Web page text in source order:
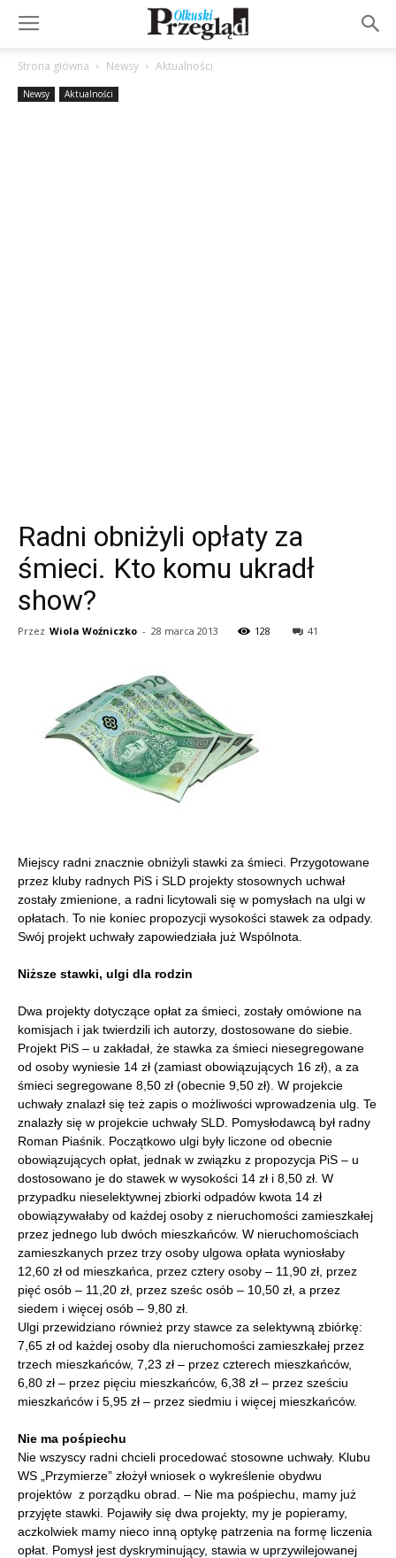
Strona główna Newsy Aktualności
Newsy Aktualności
Radni obniżyli opłaty za
śmieci. Kto komu ukradł
show?
Przez Wiola Woźniczko - 28 marca 2013 128 41
Miejscy radni znacznie obniżyli stawki za śmieci. Przygotowane
przez kluby radnych PiS i SLD projekty stosownych uchwał
zostały zmienione, a radni licytowali się w pomysłach na ulgi w
opłatach. To nie koniec propozycji wysokości stawek za odpady.
Swój projekt uchwały zapowiedziała już Wspólnota.
Niższe stawki, ulgi dla rodzin
Dwa projekty dotyczące opłat za śmieci, zostały omówione na
komisjach i jak twierdzili ich autorzy, dostosowane do siebie.
Projekt PiS – u zakładał, że stawka za śmieci niesegregowane
od osoby wyniesie 14 zł (zamiast obowiązujących 16 zł), a za
śmieci segregowane 8,50 zł (obecnie 9,50 zł). W projekcie
uchwały znalazł się też zapis o możliwości wprowadzenia ulg. Te
znalazły się w projekcie uchwały SLD. Pomysłodawcą był radny
Roman Piaśnik. Początkowo ulgi były liczone od obecnie
obowiązujących opłat, jednak w związku z propozycja PiS – u
dostosowano je do stawek w wysokości 14 zł i 8,50 zł. W
przypadku nieselektywnej zbiorki odpadów kwota 14 zł
obowiązywałaby od każdej osoby z nieruchomości zamieszkałej
przez jednego lub dwóch mieszkańców. W nieruchomościach
zamieszkanych przez trzy osoby ulgowa opłata wyniosłaby
12,60 zł od mieszkańca, przez cztery osoby – 11,90 zł, przez
pięć osób – 11,20 zł, przez sześc osób – 10,50 zł, a przez
siedem i więcej osób – 9,80 zł.
Ulgi przewidziano również przy stawce za selektywną zbiórkę:
7,65 zł od każdej osoby dla nieruchomości zamieszkałej przez
trzech mieszkańców, 7,23 zł – przez czterech mieszkańców,
6,80 zł – przez pięciu mieszkańców, 6,38 zł – przez sześciu
mieszkańców i 5,95 zł – przez siedmiu i więcej mieszkańców.
Nie ma pośpiechu
Nie wszyscy radni chcieli procedować stosowne uchwały. Klubu
WS „Przymierze” złożył wniosek o wykreślenie obydwu
projektów z porządku obrad. – Nie ma pośpiechu, mamy już
przyjęte stawki. Pojawiły się dwa projekty, my je popieramy,
aczkolwiek mamy nieco inną optykę patrzenia na formę liczenia
opłat. Pomysł jest dyskryminujący, stawia w uprzywilejowanej